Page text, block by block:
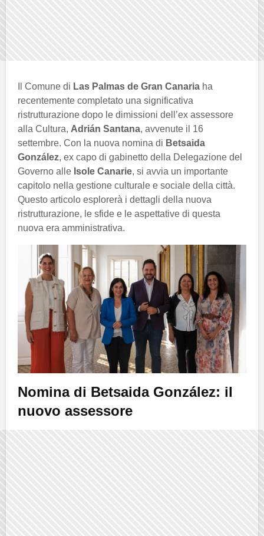
Il Comune di Las Palmas de Gran Canaria ha
recentemente completato una significativa
ristrutturazione dopo le dimissioni dell’ex assessore
alla Cultura, Adrián Santana, avvenute il 16
settembre. Con la nuova nomina di Betsaida
González, ex capo di gabinetto della Delegazione del
Governo alle Isole Canarie, si avvia un importante
capitolo nella gestione culturale e sociale della città.
Questo articolo esplorerà i dettagli della nuova
ristrutturazione, le sfide e le aspettative di questa
nuova era amministrativa.
Nomina di Betsaida González: il
nuovo assessore